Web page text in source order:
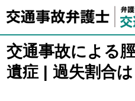
交通事故による
遺症 | 過失割合